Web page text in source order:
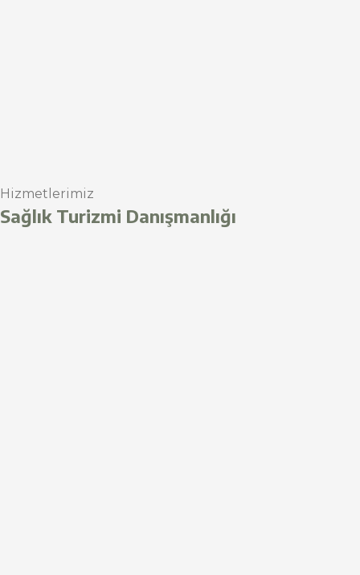
Hizmetlerimiz
Sağlık Turizmi Danışmanlığı